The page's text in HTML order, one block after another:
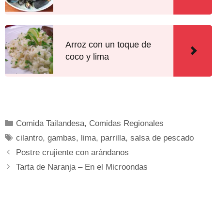
Arroz con un toque de
coco y lima
Comida Tailandesa, Comidas Regionales
cilantro,gambas, lima, parrilla,salsa de pescado
Postre crujiente con arándanos
Tarta de Naranja – En el Microondas